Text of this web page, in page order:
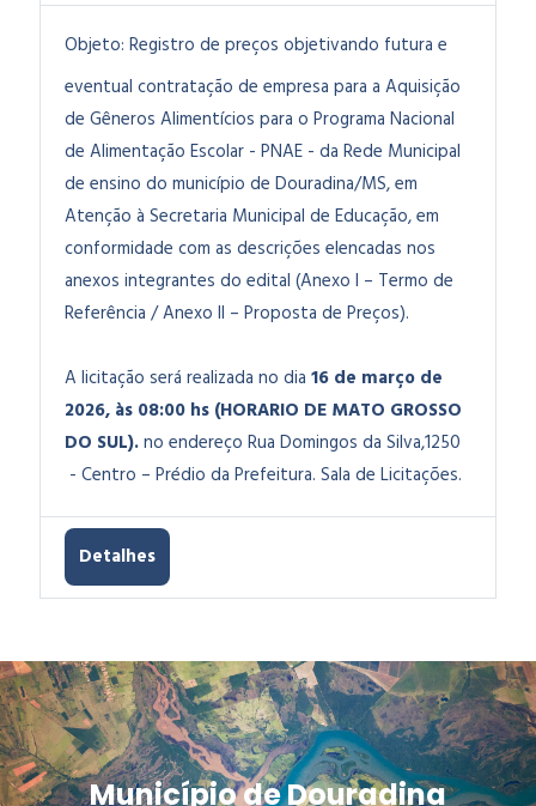
Objeto: Registro de preços objetivando futura e
eventual contratação de empresa para a Aquisição
de Gêneros Alimentícios para o Programa Nacional
de Alimentação Escolar - PNAE - da Rede Municipal
de ensino do município de Douradina/MS, em
Atenção à Secretaria Municipal de Educação, em
conformidade com as descrições elencadas nos
anexos integrantes do edital (Anexo I – Termo de
Referência / Anexo II – Proposta de Preços).
A licitação será realizada no dia 16 de março de
2026, às 08:00 hs (HORARIO DE MATO GROSSO
DO SUL).no endereço Rua Domingos da Silva,1250
- Centro – Prédio da Prefeitura. Sala de Licitações.
Detalhes
Município de Douradina